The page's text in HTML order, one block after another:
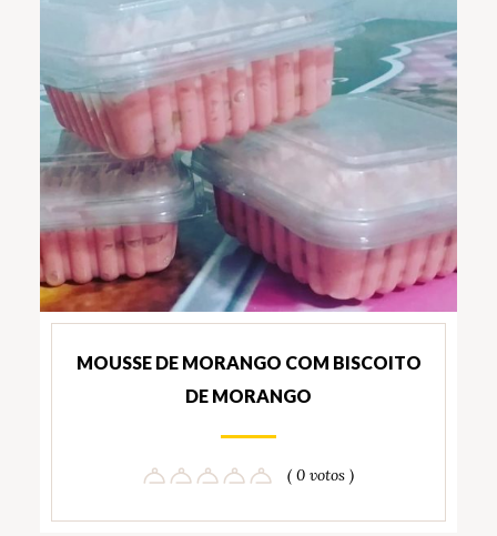
MOUSSE DE MORANGO COM BISCOITO
DE MORANGO
( 0 votos )